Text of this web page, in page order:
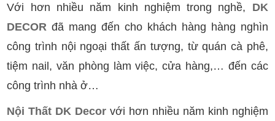
Với hơn nhiều năm kinh nghiệm trong nghề, DK
DECOR đã mang đến cho khách hàng hàng nghìn
công trình nội ngoại thất ấn tượng, từ quán cà phê,
tiệm nail, văn phòng làm việc, cửa hàng,… đến các
công trình nhà ở…
Nội Thất DK Decor với hơn nhiều năm kinh nghiệm